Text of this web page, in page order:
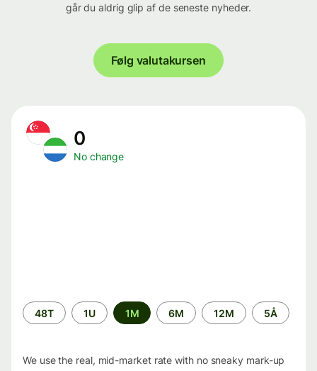
går du aldrig glip af de seneste nyheder.
Følg valutakursen
0
No change
Time
period
48T 1U 1M 6M 12M 5Å
We use the real, mid-market rate with no sneaky mark-up